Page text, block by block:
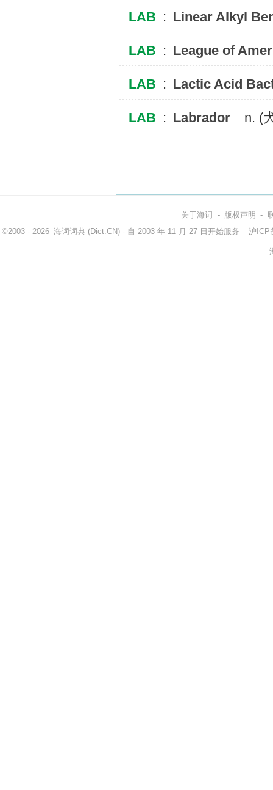
LAB : Linear Alkyl
LAB : League of
LAB : Lactic Acid
LAB : Labrador n. (
关于海词 - 版权声明 -
©2003 - 2026 海词词典 (Dict.CN) - 自 2003 年 11 月 27 日开始服务 沪ICP